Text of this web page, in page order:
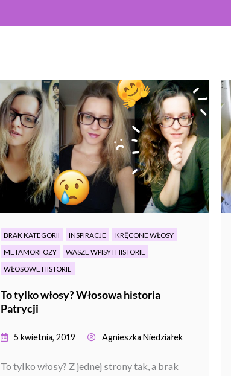
BRAK KATEGORII INSPIRACJE
KRĘCONE WŁOSY
METAMORFOZY
WASZE WPISY I HISTORIE
WŁOSOWE HISTORIE
To tylko włosy? Włosowa historia
Patrycji
5 kwietnia, 2019 Agnieszka Niedziałek
To tylko włosy? Z jednej strony tak, a brak